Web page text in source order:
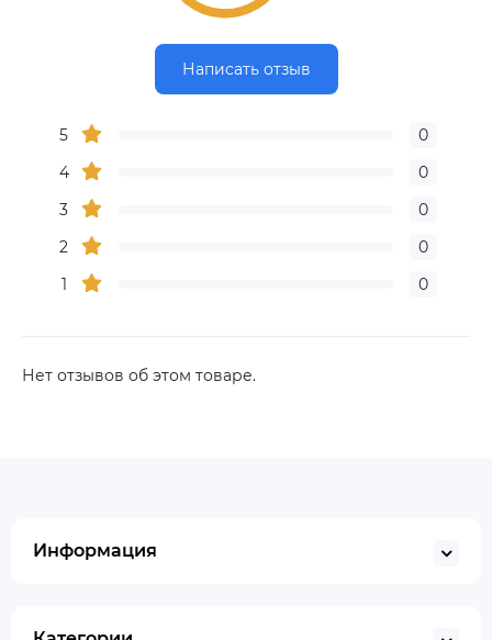
Написать отзыв
5
0
4
0
3
0
2
0
1
0
Нет отзывов об этом товаре.
Информация